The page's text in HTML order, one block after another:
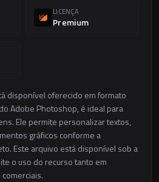
LICENÇA
Premium
disponível oferecido em formato
Adobe Photoshop, é ideal para
Ele permite personalizar textos,
gráficos conforme a
Este arquivo está disponível sob a
o uso do recurso tanto em